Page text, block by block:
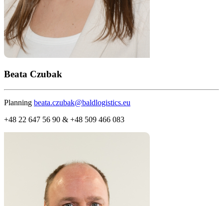
Beata Czubak
Planning beata.czubak@baldlogistics.eu
+48 22 647 56 90 & +48 509 466 083